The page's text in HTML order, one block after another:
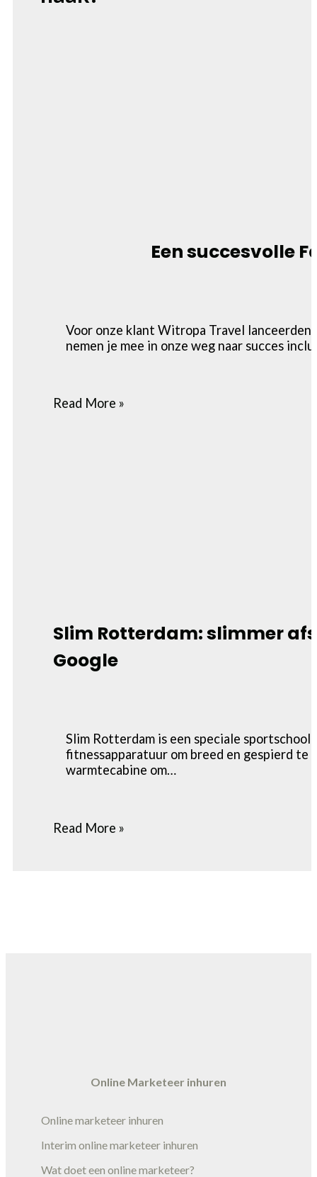
Een succesvolle
Voor onze klant Witropa Travel lanceerden
nemen je mee in onze weg naar succes
Read More »
Slim Rotterdam: slimmer
Google
Slim Rotterdam is een speciale
fitnessapparatuur om breed en gespierd te
warmtecabine om…
Read More »
Online Marketeer inhuren
Online marketeer inhuren
Interim online marketeer inhuren
Wat doet een online marketeer?